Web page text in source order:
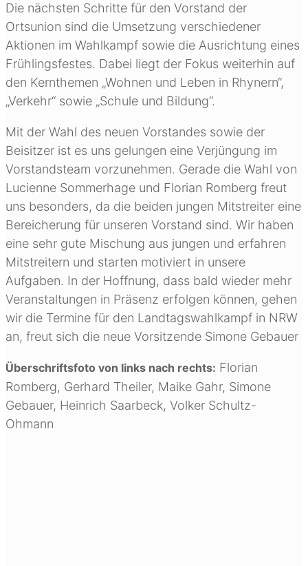
Die nächsten Schritte für den Vorstand der
Ortsunion sind die Umsetzung verschiedener
Aktionen im Wahlkampf sowie die Ausrichtung eines
Frühlingsfestes. Dabei liegt der Fokus weiterhin auf
den Kernthemen „Wohnen und Leben in Rhynern“,
„Verkehr“ sowie „Schule und Bildung“.
Mit der Wahl des neuen Vorstandes sowie der
Beisitzer ist es uns gelungen eine Verjüngung im
Vorstandsteam vorzunehmen. Gerade die Wahl von
Lucienne Sommerhage und Florian Romberg freut
uns besonders, da die beiden jungen Mitstreiter eine
Bereicherung für unseren Vorstand sind. Wir haben
eine sehr gute Mischung aus jungen und erfahren
Mitstreitern und starten motiviert in unsere
Aufgaben. In der Hoffnung, dass bald wieder mehr
Veranstaltungen in Präsenz erfolgen können, gehen
wir die Termine für den Landtagswahlkampf in NRW
an, freut sich die neue Vorsitzende Simone Gebauer
Überschriftsfoto von links nach rechts: Florian
Romberg, Gerhard Theiler, Maike Gahr, Simone
Gebauer, Heinrich Saarbeck, Volker Schultz-
Ohmann